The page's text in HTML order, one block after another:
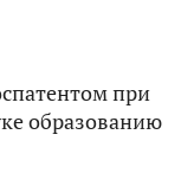
при
образованию